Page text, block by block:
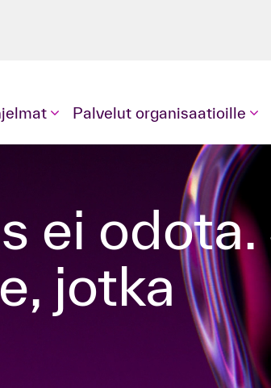
Palvelut organisaatioille
jotka